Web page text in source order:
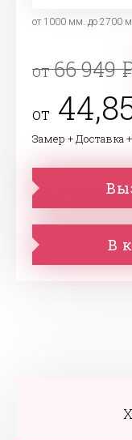
от 1000 мм. до 2700
от66 949
от
Замер + Доставка
В